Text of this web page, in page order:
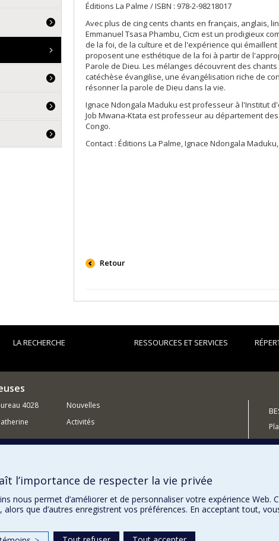
Éditions La Palme / ISBN : 978-2-98218017
Avec plus de cing cents chants en français, anglais,
Emmanuel Tsasa Phambu, Cicm est un prodigieux
de la foi, de la culture et de l'expérience qui
proposent une esthétique de la foi à partir de
Parole de Dieu. Les mélanges découvrent des
catéchèse évangilise, une évangélisation riche de
résonner la parole de Dieu dans la vie.
Ignace Ndongala Maduku est professeur à l'Institut
Job Mwana-Ktata est professeur au département
Congo.
Contact : Éditions La Palme, Ignace Ndongala Maduku,
Retour
LA RECHERCHE RESSOURCES ET SERVICES
4028
Nouvelles
Activités
Comment soutenir l'Institut?
l’importance de respecter la vie privée
nous permet d’améliorer et de personnaliser votre expérience
alors que d’autres enregistrent vos préférences. En acceptant tout,